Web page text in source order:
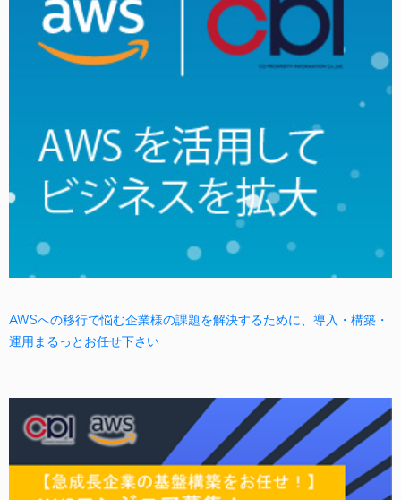
AWSへの移行で悩む企業様の課題を解決するために、導入・構築・
運用まるっとお任せ下さい